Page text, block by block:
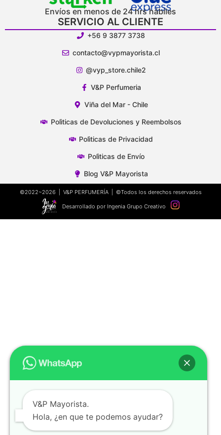
Envíos en menos de 24 hrs hábiles
SERVICIO AL CLIENTE
+56 9 3877 3738
contacto@vypmayorista.cl
@vyp_store.chile2
V&P Perfumeria
Viña del Mar - Chile
Polìticas de Devoluciones y Reembolsos
Polìticas de Privacidad
Polìticas de Envío
Blog V&P Mayorista
©2022~2026 | V&P PERFUMERÍA | ©Todos los derechos reservados
Desarrollado por Ingenia Grupo Creativo
V&P Mayorista.
Hola, ¿en que te podemos ayudar?